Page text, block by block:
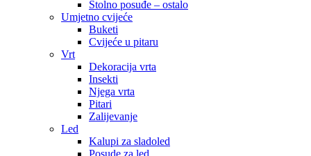
Stolno posuđe – ostalo
Umjetno cvijeće
Buketi
Cvijeće u pitaru
Vrt
Dekoracija vrta
Insekti
Njega vrta
Pitari
Zalijevanje
Led
Kalupi za sladoled
Posude za led